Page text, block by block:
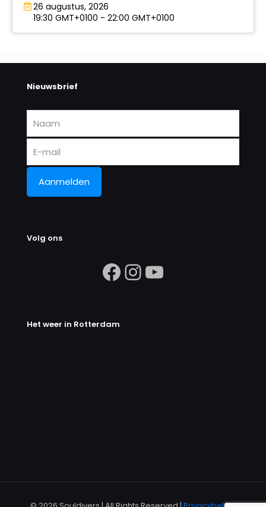
26 augustus, 2026
19:30 GMT+0100 - 22:00 GMT+0100
Nieuwsbrief
Volg ons
https://www.facebook.com/
Instagram
https://
Het weer in Rotterdam